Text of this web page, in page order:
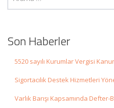
Son Haberler
5520 sayılı Kurumlar Vergisi
Sigortacılık Destek Hizmetleri
Varlık Barışı Kapsamında